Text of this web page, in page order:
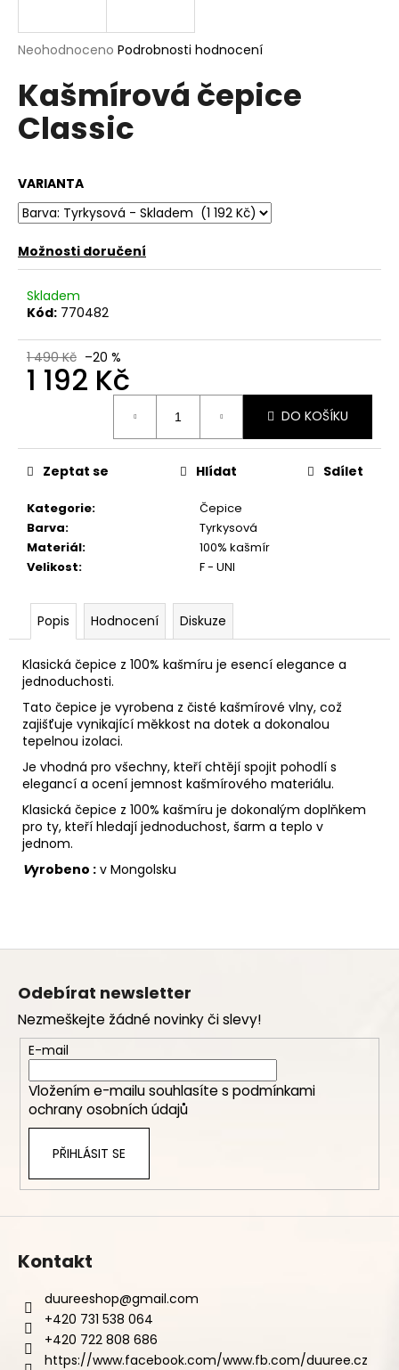
Průměrné
produktu
je
0,0
z
Neohodnoceno Podrobnosti hodnocení
Kašmírová čepice
Classic
VARIANTA
Možnosti doručení
Skladem
Kód: 770482
1 490 Kč –20 %
1 192 Kč
DO KOŠÍKU
Kategorie:
Čepice
Barva:
Tyrkysová
Materiál:
100% kašmír
Velikost: F - UNI
Zeptat se Hlídat Sdílet
Popis Hodnocení Diskuze
Klasická čepice z 100% kašmíru je esencí elegance a
jednoduchosti.
Tato čepice je vyrobena z čisté kašmírové vlny, což
zajišťuje vynikající měkkost na dotek a dokonalou
tepelnou izolaci.
Je vhodná pro všechny, kteří chtějí spojit pohodlí s
elegancí a ocení jemnost kašmírového materiálu.
Klasická čepice z 100% kašmíru je dokonalým doplňkem
pro ty, kteří hledají jednoduchost, šarm a teplo v
jednom.
Vyrobeno : v Mongolsku
j
t
?
HLEDAT
o
p
o
e
m
e
Z
Odebírat newsletter
Nezmeškejte žádné novinky či slevy!
E-mail
Vložením e-mailu souhlasíte s podmínkami
ochrany osobních údajů
PŘIHLÁSIT SE
Kontakt
duureeshop@gmail.com
+420 731 538 064
+420 722 808 686
https://www.facebook.com/www.fb.com/duuree.cz